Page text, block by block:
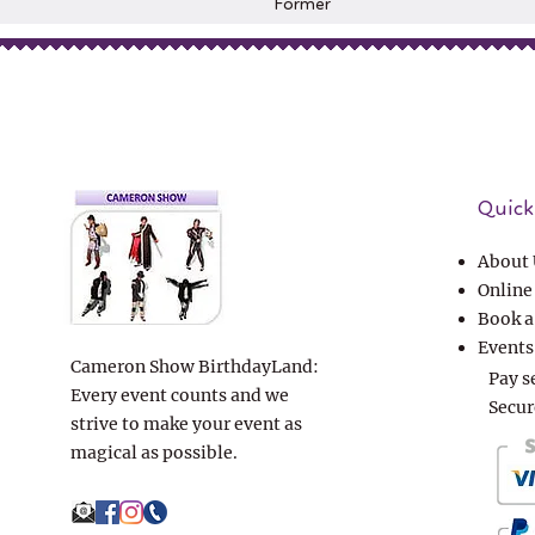
Former
Cameron Show BirthdayLand:
Every event counts and we
strive to make your event as
magical as possible.
About
Book
Events
Pay